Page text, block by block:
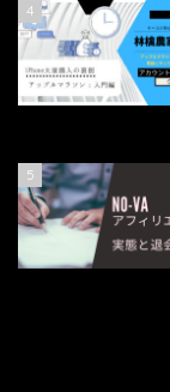
4
5